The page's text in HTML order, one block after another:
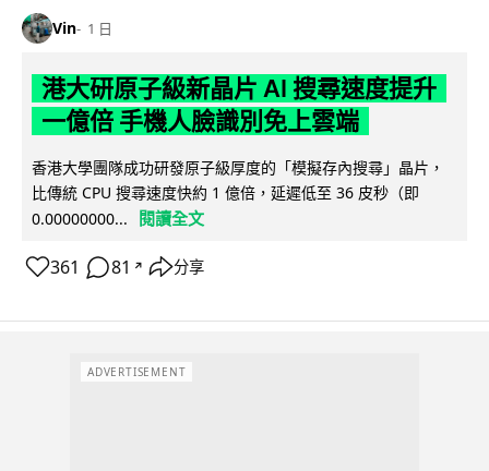
Vin 1 日
港大研原子級新晶片 AI 搜尋速度提升
一億倍 手機人臉識別免上雲端
香港大學團隊成功研發原子級厚度的「模擬存內搜尋」晶片，
比傳統 CPU 搜尋速度快約 1 億倍，延遲低至 36 皮秒（即
0.00000000...
閱讀全文
361 81 ↗ 分享
ADVERTISEMENT